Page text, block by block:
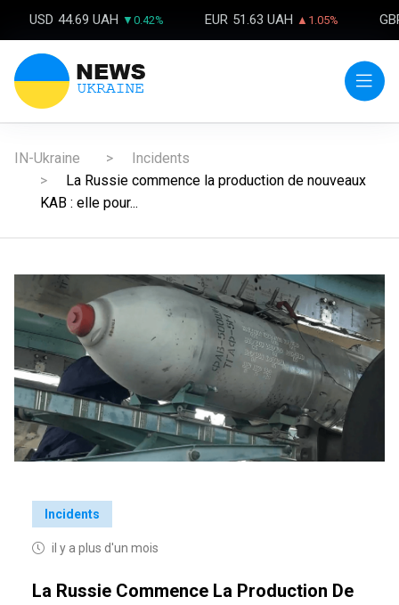
USD 44.69 UAH ▼0.42% EUR 51.63 UAH ▲1.05%
IN-Ukraine
Incidents
La Russie commence la production de nouveaux
KAB : elle pour...
Incidents
il y a plus d'un mois
La Russie Commence La Production De